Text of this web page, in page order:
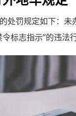
处罚规定如下：
标志指示”的违法